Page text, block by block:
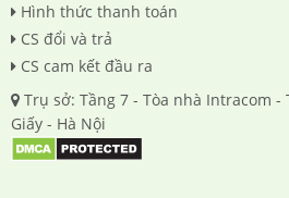
Hình thức thanh toán
CS đổi và trả
CS cam kết đầu ra
Trụ sở: Tầng 7 - Tòa nhà Intracom -
Giấy - Hà Nội